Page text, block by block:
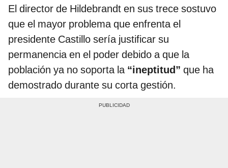
El director de Hildebrandt en sus trece sostuvo
que el mayor problema que enfrenta el
presidente Castillo sería justificar su
permanencia en el poder debido a que la
población ya no soporta la “ineptitud” que ha
demostrado durante su corta gestión.